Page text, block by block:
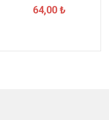
64,00 ₺